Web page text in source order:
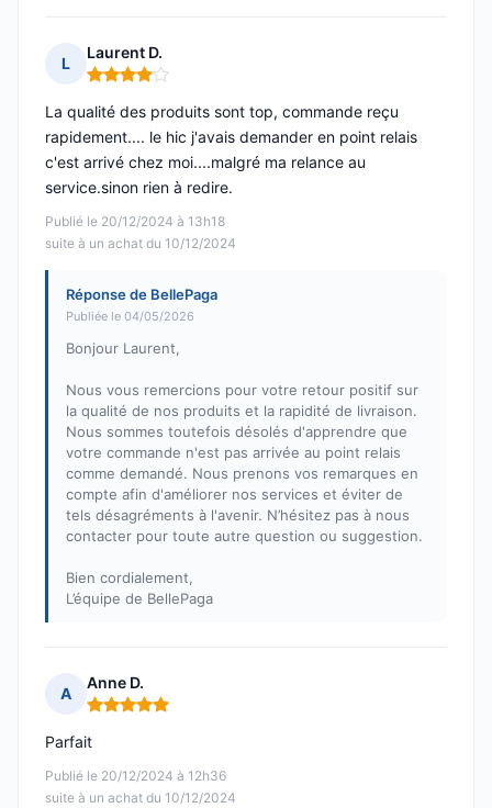
L
Laurent D.
Note : 4 sur 5
Publié le 20/12/2024 à 13h18
suite à un achat du 10/12/2024
La qualité des produits sont top, commande reçu
rapidement.... le hic j'avais demander en point relais
c'est arrivé chez moi....malgré ma relance au
service.sinon rien à redire.
Réponse de BellePaga
Publiée le 04/05/2026
Bonjour Laurent,
Nous vous remercions pour votre retour positif sur
la qualité de nos produits et la rapidité de livraison.
Nous sommes toutefois désolés d'apprendre que
votre commande n'est pas arrivée au point relais
comme demandé. Nous prenons vos remarques en
compte afin d'améliorer nos services et éviter de
tels désagréments à l'avenir. N’hésitez pas à nous
contacter pour toute autre question ou suggestion.
Bien cordialement,
L’équipe de BellePaga
A
Anne D.
Note : 5 sur 5
Publié le 20/12/2024 à 12h36
suite à un achat du 10/12/2024
Parfait